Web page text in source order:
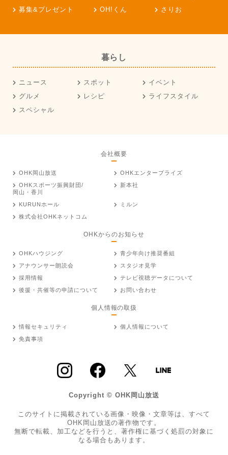
募集&プレゼント
OH!くん さりお
暮らし
ニュース スポット
イベント
グルメ
レシピ
ライフスタイル
スペシャル
会社概要
OHK岡山放送
OHKエンタープライズ
OHKスポーツ振興財団/
岡山・香川
新本社
KURUNホール
ミルン
株式会社OHKネットコム
OHKからのお知らせ
OHKハウジング
青少年向け推奨番組
アナウンサー朗読会
スタジオ見学
採用情報
テレビ視聴データについて
後援・共催等の申請について
お問い合わせ
個人情報の取扱
情報セキュリティ
個人情報について
免責事項
Copyright © OHK岡山放送
このサイトに掲載されている画像・映像・文章等は、すべて
OHK岡山放送の著作物です。
無断で転載、加工などを行うと、著作権に基づく処罰の対象に
なる場合もあります。